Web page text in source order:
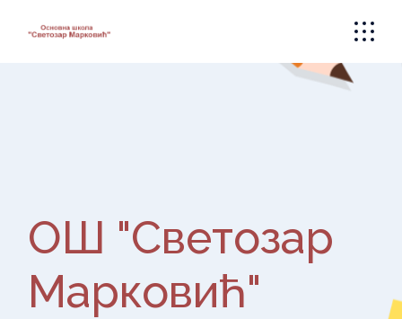
ОШ "Светозар
Марковић"